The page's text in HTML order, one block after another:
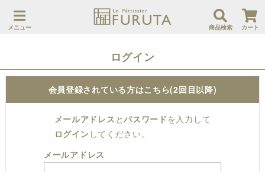
メニュー 商品検索 カート
ログイン
会員登録されている方はこちら(2回目以降)
メールアドレス とパスワードを入力して
ログイン してください。
メールアドレス